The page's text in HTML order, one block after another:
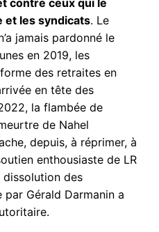
contre ceux qui le
et les syndicats. Le
jamais pardonné le
en 2019, les
des retraites en
en tête des
la flambée de
de Nahel
depuis, à réprimer, à
enthousiaste de LR
des
par Gérald Darmanin a